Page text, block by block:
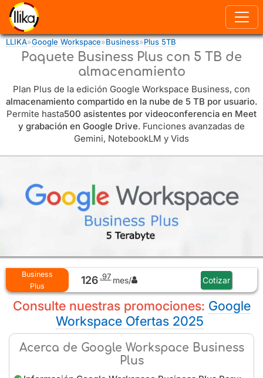
Pasar al contenido principal
Usted está aquí
LLIKA»Google Workspace»Business»Plus 5TB
Paquete Business Plus con 5 TB de
almacenamiento
Plan Plus de la edición Google Workspace Business, con
almacenamiento compartido en la nube de 5 TB por usuario.
Permite hasta500 asistentes por videoconferencia en Meet
y grabación en Google Drive. Funciones avanzadas de
Gemini, NotebookLM y Vids
Business
Plus
126 .97 mes/ Cotizar
Consulte nuestras promociones: Google
Workspace Ofertas 2025
Acerca de Google Workspace Business
Plus